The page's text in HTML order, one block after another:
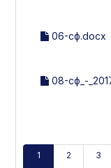
06-сф.docx
08-сф_-
1 2 3